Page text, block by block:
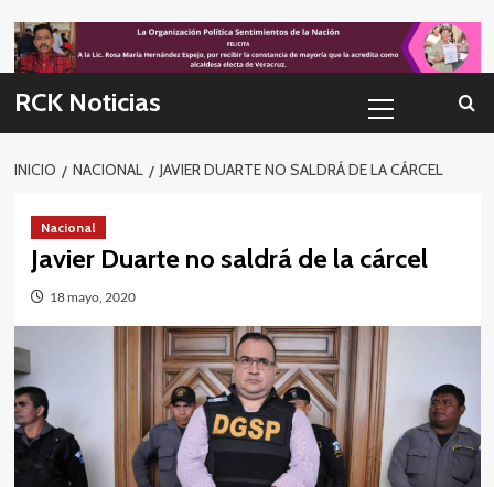
to
content
RCK Noticias
primario
INICIO NACIONAL JAVIER DUARTE NO SALDRÁ DE LA CÁRCEL
Nacional
Javier Duarte no saldrá de la cárcel
18 mayo, 2020